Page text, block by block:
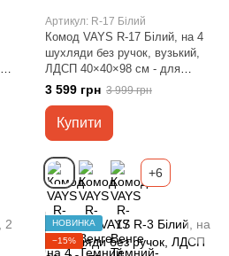
Артикул: R-17 Білий
Комод VAYS R-17 Білий, на 4
шухляди без ручок, вузький,
ЛДСП 40×40×98 см - для
передпокою, спальні, коридору
3 599 грн 3 999 грн
Купити
+6
НОВИНКА
−15%